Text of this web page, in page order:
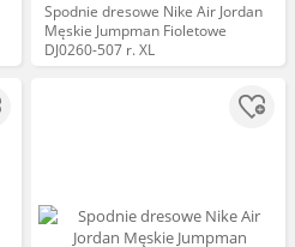
Spodnie dresowe Nike Air Jordan
Męskie Jumpman Fioletowe
DJ0260-507 r. XL